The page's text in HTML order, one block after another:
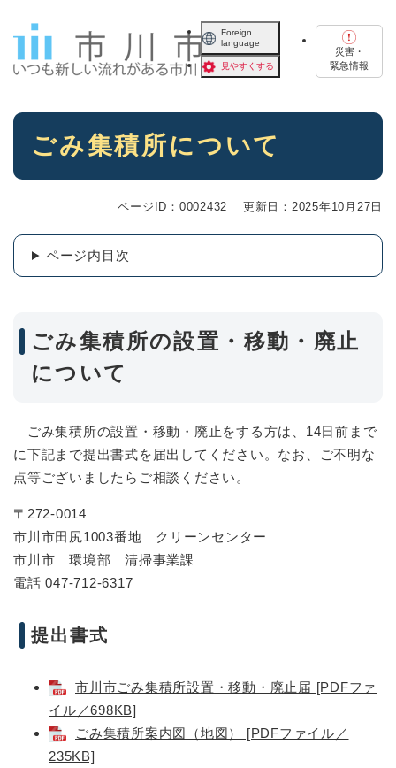
Foreign
language
見やすくする
災害・
緊急情報
本
ごみ集積所について
ページID：0002432 更新日：2025年10月27日
ページ内目次
ごみ集積所の設置・移動・廃止
について
ごみ集積所の設置・移動・廃止をする方は、14日前まで
に下記まで提出書式を届出してください。なお、ご不明な
点等ございましたらご相談ください。
〒272-0014
市川市田尻1003番地 クリーンセンター
市川市 環境部 清掃事業課
電話 047-712-6317
提出書式
市川市ごみ集積所設置・移動・廃止届 [PDFファ
イル／698KB]
ごみ集積所案内図（地図） [PDFファイル／
235KB]